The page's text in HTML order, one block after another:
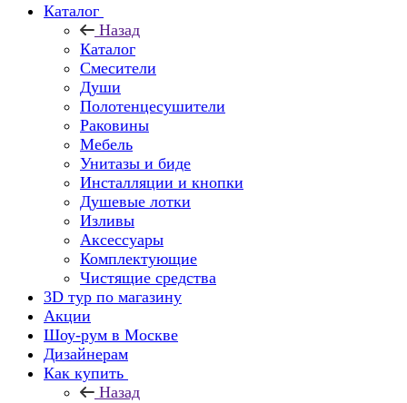
Каталог
Назад
Каталог
Смесители
Души
Полотенцесушители
Раковины
Мебель
Унитазы и биде
Инсталляции и кнопки
Душевые лотки
Изливы
Аксессуары
Комплектующие
Чистящие средства
3D тур по магазину
Акции
Шоу-рум в Москве
Дизайнерам
Как купить
Назад